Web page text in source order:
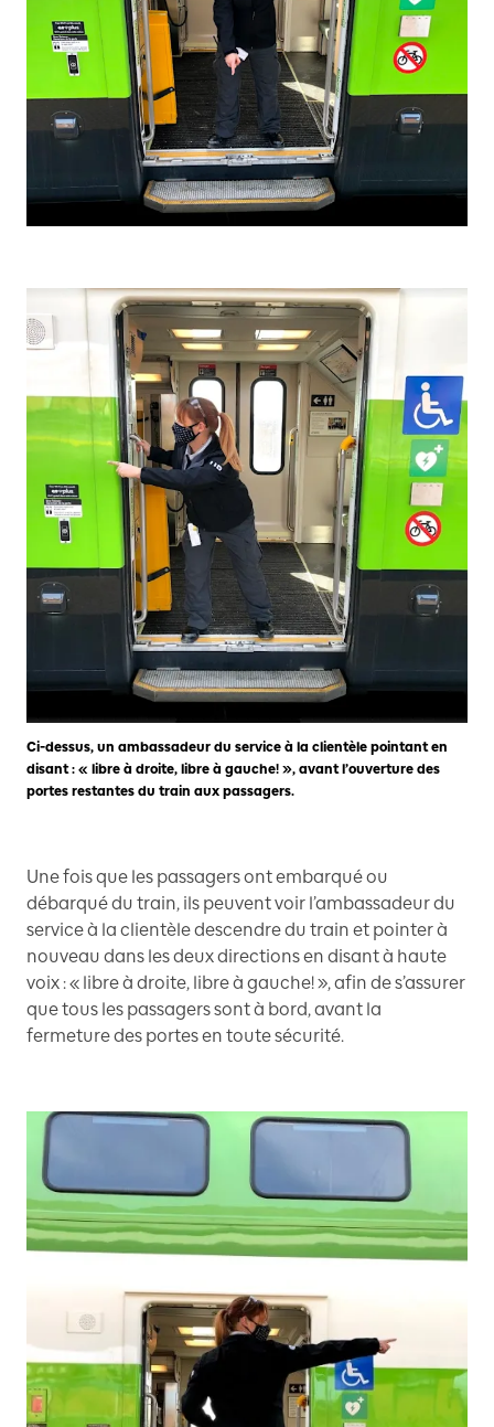
Ci-dessus, un ambassadeur du service à la clientèle pointant en
disant : « libre à droite, libre à gauche! », avant l’ouverture des
portes restantes du train aux passagers.
Une fois que les passagers ont embarqué ou
débarqué du train, ils peuvent voir l’ambassadeur du
service à la clientèle descendre du train et pointer à
nouveau dans les deux directions en disant à haute
voix : « libre à droite, libre à gauche! », afin de s’assurer
que tous les passagers sont à bord, avant la
fermeture des portes en toute sécurité.